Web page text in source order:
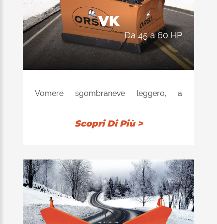
VK
da 45 a 60 HP
Vomere sgombraneve leggero, a
ammortizzazione a molle ed idro-
Scopri Di Più >